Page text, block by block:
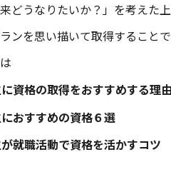
来どうなりたいか？」を考えた
ンを思い描いて取得すること
資格の取得をおすすめする理由
おすすめの資格６選
就職活動で資格を活かすコツ